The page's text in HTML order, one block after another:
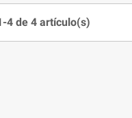
4 de 4 artículo(s)